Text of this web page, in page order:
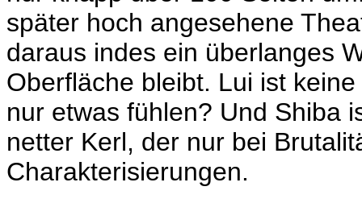
später hoch angesehene
daraus indes ein überlanges
Oberfläche bleibt. Lui ist
nur etwas fühlen? Und Shiba
netter Kerl, der nur bei
Charakterisierungen.